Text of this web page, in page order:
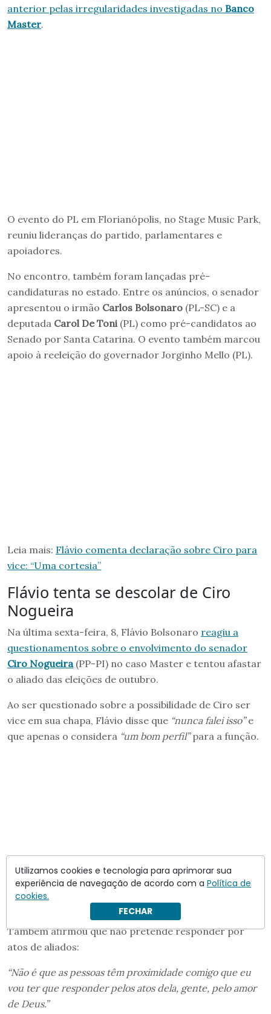
anterior pelas irregularidades investigadas no Banco
Master.
O evento do PL em Florianópolis, no Stage Music Park,
reuniu lideranças do partido, parlamentares e
apoiadores.
No encontro, também foram lançadas pré-
candidaturas no estado. Entre os anúncios, o senador
apresentou o irmão Carlos Bolsonaro (PL-SC) e a
deputada Carol De Toni (PL) como pré-candidatos ao
Senado por Santa Catarina. O evento também marcou
apoio à reeleição do governador Jorginho Mello (PL).
Leia mais: Flávio comenta declaração sobre Ciro para
vice: “Uma cortesia”
Flávio tenta se descolar de Ciro
Nogueira
Na última sexta-feira, 8, Flávio Bolsonaro reagiu a
questionamentos sobre o envolvimento do senador
Ciro Nogueira(PP-PI) no caso Master e tentou afastar
o aliado das eleições de outubro.
Ao ser questionado sobre a possibilidade de Ciro ser
vice em sua chapa, Flávio disse que “nunca falei isso”e
que apenas o considera “um bom perfil”para a função.
Também afirmou que não pretende responder por
atos de aliados:
“Não é que as pessoas têm proximidade comigo que eu
vou ter que responder pelos atos dela, gente, pelo amor
de Deus.”
Utilizamos cookies e tecnologia para aprimorar sua
experiência de navegação de acordo com a Política de
cookies.
FECHAR